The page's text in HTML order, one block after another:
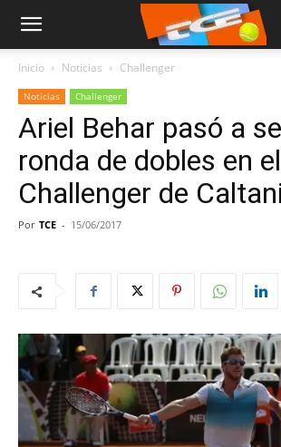
Inicio Noticias Challenger
Noticias Challenger
Ariel Behar pasó a
ronda de dobles en el
Challenger de
Por TCE - 15/06/2017